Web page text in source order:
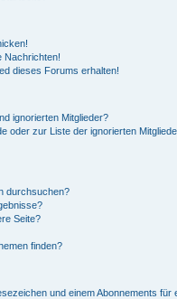
Nachrichten!
dieses Forums erhalten!
ignorierten Mitglieder?
oder zur Liste der ignorierten
durchsuchen?
Seite?
finden?
und einem Abonnements für